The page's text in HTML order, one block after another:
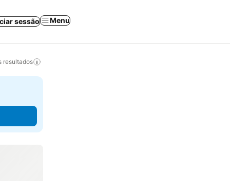
sessão Menu
resultados